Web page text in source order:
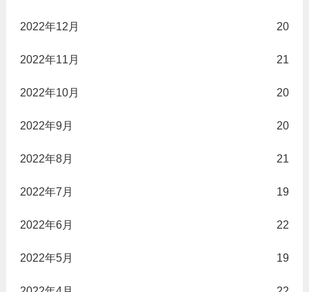
2022年12月 20
2022年11月 21
2022年10月 20
2022年9月 20
2022年8月 21
2022年7月 19
2022年6月 22
2022年5月 19